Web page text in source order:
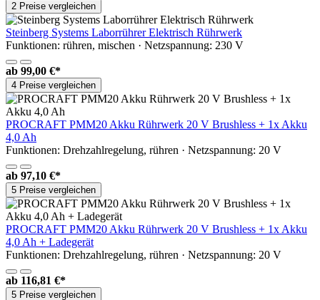
2 Preise vergleichen
Steinberg Systems Laborrührer Elektrisch Rührwerk
Funktionen: rühren, mischen · Netzspannung: 230 V
ab 99,00 €*
4 Preise vergleichen
PROCRAFT PMM20 Akku Rührwerk 20 V Brushless + 1x Akku
4,0 Ah
Funktionen: Drehzahlregelung, rühren · Netzspannung: 20 V
ab 97,10 €*
5 Preise vergleichen
PROCRAFT PMM20 Akku Rührwerk 20 V Brushless + 1x Akku
4,0 Ah + Ladegerät
Funktionen: Drehzahlregelung, rühren · Netzspannung: 20 V
ab 116,81 €*
5 Preise vergleichen